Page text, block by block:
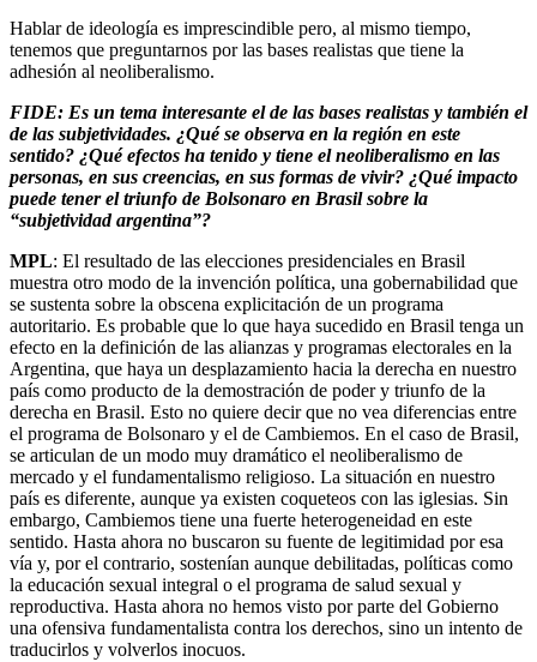
Hablar de ideología es imprescindible pero, al mismo tiempo,
tenemos que preguntarnos por las bases realistas que tiene la
adhesión al neoliberalismo.
FIDE: Es un tema interesante el de las bases realistas y también el
de las subjetividades. ¿Qué se observa en la región en este
sentido? ¿Qué efectos ha tenido y tiene el neoliberalismo en las
personas, en sus creencias, en sus formas de vivir? ¿Qué impacto
puede tener el triunfo de Bolsonaro en Brasil sobre la
“subjetividad argentina”?
MPL: El resultado de las elecciones presidenciales en Brasil
muestra otro modo de la invención política, una gobernabilidad que
se sustenta sobre la obscena explicitación de un programa
autoritario. Es probable que lo que haya sucedido en Brasil tenga un
efecto en la definición de las alianzas y programas electorales en la
Argentina, que haya un desplazamiento hacia la derecha en nuestro
país como producto de la demostración de poder y triunfo de la
derecha en Brasil. Esto no quiere decir que no vea diferencias entre
el programa de Bolsonaro y el de Cambiemos. En el caso de Brasil,
se articulan de un modo muy dramático el neoliberalismo de
mercado y el fundamentalismo religioso. La situación en nuestro
país es diferente, aunque ya existen coqueteos con las iglesias. Sin
embargo, Cambiemos tiene una fuerte heterogeneidad en este
sentido. Hasta ahora no buscaron su fuente de legitimidad por esa
vía y, por el contrario, sostenían aunque debilitadas, políticas como
la educación sexual integral o el programa de salud sexual y
reproductiva. Hasta ahora no hemos visto por parte del Gobierno
una ofensiva fundamentalista contra los derechos, sino un intento de
traducirlos y volverlos inocuos.